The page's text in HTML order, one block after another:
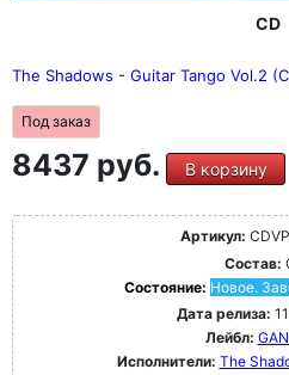
CD
The Shadows - Guitar Tango Vol.2
Под заказ
8437 руб. В корзину
Артикул:
Состав:
Состояние: Новое.
Дата релиза:
Лейбл:
Исполнители: The